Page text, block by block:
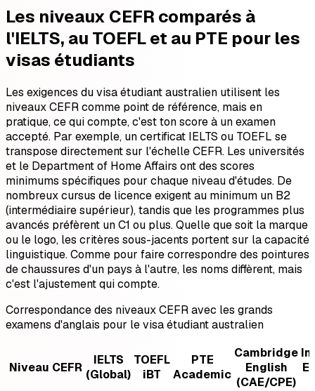
Les niveaux CEFR comparés à
l'IELTS, au TOEFL et au PTE pour les
visas étudiants
Les exigences du visa étudiant australien utilisent les
niveaux CEFR comme point de référence, mais en
pratique, ce qui compte, c'est ton score à un examen
accepté. Par exemple, un certificat IELTS ou TOEFL se
transpose directement sur l'échelle CEFR. Les universités
et le Department of Home Affairs ont des scores
minimums spécifiques pour chaque niveau d'études. De
nombreux cursus de licence exigent au minimum un B2
(intermédiaire supérieur), tandis que les programmes plus
avancés préfèrent un C1 ou plus. Quelle que soit la marque
ou le logo, les critères sous-jacents portent sur la capacité
linguistique. Comme pour faire correspondre des pointures
de chaussures d'un pays à l'autre, les noms diffèrent, mais
c'est l'ajustement qui compte.
Correspondance des niveaux CEFR avec les grands
examens d'anglais pour le visa étudiant australien
Niveau CEFR
IELTS
(Global)
TOEFL
iBT
PTE
Academic
Cambridge
English
(CAE/CPE)